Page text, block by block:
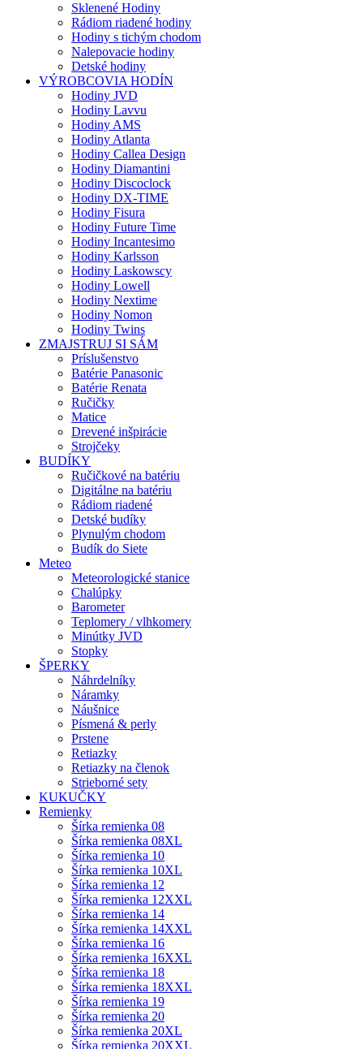
Sklenené Hodiny
Rádiom riadené hodiny
Hodiny s tichým chodom
Nalepovacie hodiny
Detské hodiny
VÝROBCOVIA HODÍN
Hodiny JVD
Hodiny Lavvu
Hodiny AMS
Hodiny Atlanta
Hodiny Callea Design
Hodiny Diamantini
Hodiny Discoclock
Hodiny DX-TIME
Hodiny Fisura
Hodiny Future Time
Hodiny Incantesimo
Hodiny Karlsson
Hodiny Laskowscy
Hodiny Lowell
Hodiny Nextime
Hodiny Nomon
Hodiny Twins
ZMAJSTRUJ SI SÁM
Príslušenstvo
Batérie Panasonic
Batérie Renata
Ručičky
Matice
Drevené inšpirácie
Strojčeky
BUDÍKY
Ručičkové na batériu
Digitálne na batériu
Rádiom riadené
Detské budíky
Plynulým chodom
Budík do Siete
Meteo
Meteorologické stanice
Chalúpky
Barometer
Teplomery / vlhkomery
Minútky JVD
Stopky
ŠPERKY
Náhrdelníky
Náramky
Náušnice
Písmená & perly
Prstene
Retiazky
Retiazky na členok
Strieborné sety
KUKUČKY
Remienky
Šírka remienka 08
Šírka remienka 08XL
Šírka remienka 10
Šírka remienka 10XL
Šírka remienka 12
Šírka remienka 12XXL
Šírka remienka 14
Šírka remienka 14XXL
Šírka remienka 16
Šírka remienka 16XXL
Šírka remienka 18
Šírka remienka 18XXL
Šírka remienka 19
Šírka remienka 20
Šírka remienka 20XL
Šírka remienka 20XXL